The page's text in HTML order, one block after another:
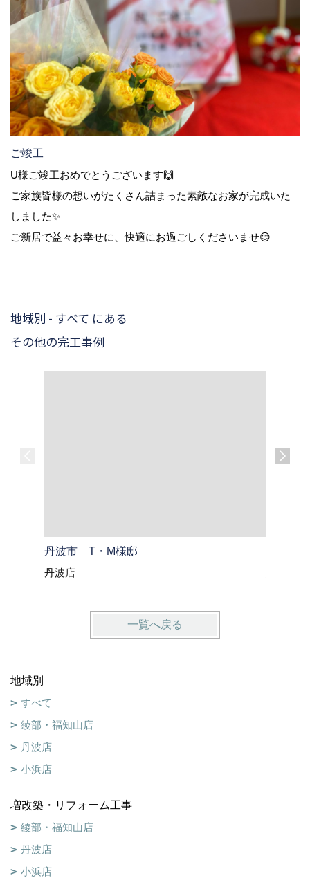
ご竣工
U様ご竣工おめでとうございます🙌
ご家族皆様の想いがたくさん詰まった素敵なお家が完成いた
しました✨
ご新居で益々お幸せに、快適にお過ごしくださいませ😊
地域別 - すべて にある
その他の完工事例
丹波市 T・M様邸
丹波店
一覧へ戻る
地域別
すべて
綾部・福知山店
丹波店
小浜店
増改築・リフォーム工事
綾部・福知山店
丹波店
小浜店